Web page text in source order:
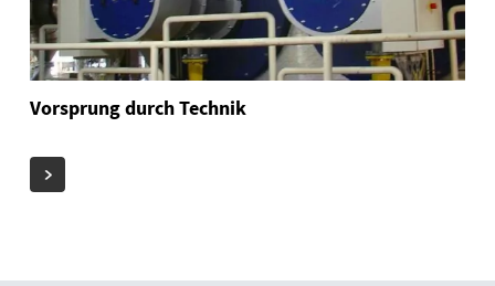
Vorsprung durch Technik